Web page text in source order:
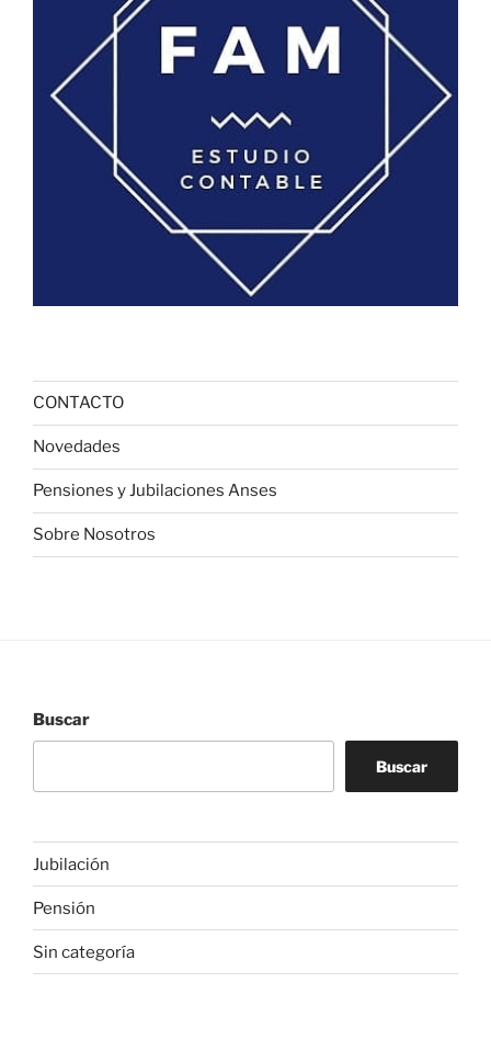
CONTACTO
Novedades
Pensiones y Jubilaciones Anses
Sobre Nosotros
Buscar
Buscar
Jubilación
Pensión
Sin categoría